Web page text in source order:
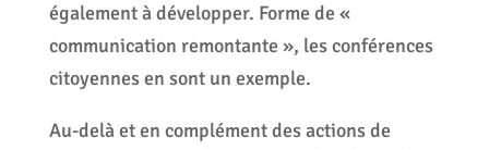
également à développer. Forme de «
communication remontante », les conférences
citoyennes en sont un exemple.
Au-delà et en complément des actions de